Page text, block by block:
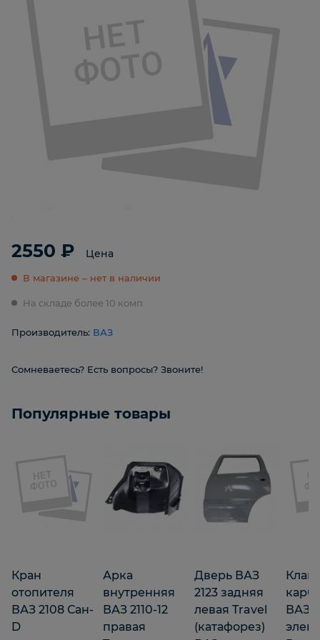
2550 ₽ Цена
В магазине – нет в наличии
На складе более 10 комп.
Производитель: ВАЗ
Сомневаетесь? Есть вопросы? Звоните!
Популярные товары
Кран
отопителя
ВАЗ 2108 Сан-
D
Арка
внутренняя
ВАЗ 2110-12
правая
Дверь ВАЗ
2123 задняя
левая Travel
(катафорез)
ВАЗ